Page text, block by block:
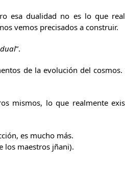
esa dualidad no es lo que
vemos precisados a construir.
”.
de la evolución del
mismos, lo que realmente
es mucho más.
los maestros jñani).